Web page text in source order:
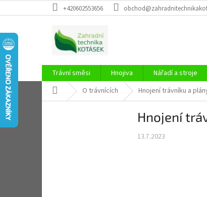
na
+420602553656
Trávní směsi Hnojiva Nářadí a stroje
Domů O trávnících Hnojení trávníku a
Hnojení
13.7.2023